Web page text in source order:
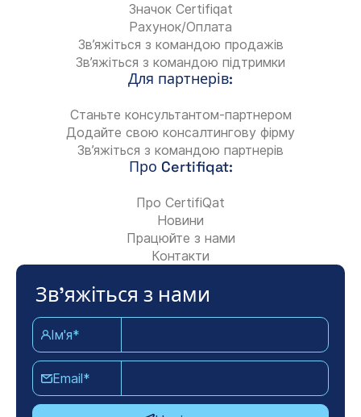
Значок Certifiqat
Рахунок/Оплата
Зв’яжіться з командою продажів
Зв’яжіться з командою підтримки
Для партнерів:
Станьте консультантом-партнером
Додайте свою консалтингову фірму
Зв’яжіться з командою партнерів
Про Certifiqat:
Про CertifiQat
Новини
Працюйте з нами
Контакти
Зв'яжіться з нами
Ім'я*
Email*